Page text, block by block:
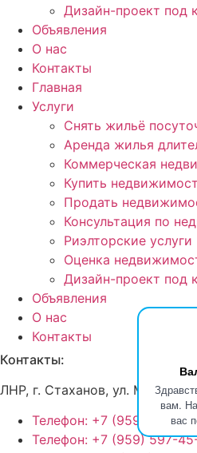
вам.
вас
Дизайн-проект под
Объявления
О нас
Контакты
Главная
Услуги
Снять жильё
Аренда жилья
Коммерческая
Купить
Продать
Консультация по
Риэлторские услуги
Оценка
Дизайн-проект под
Объявления
О нас
Контакты
Контакты:
ЛНР, г. Стаханов, ул.
Телефон: +7 (959) 180-
Телефон: +7 (959) 597-